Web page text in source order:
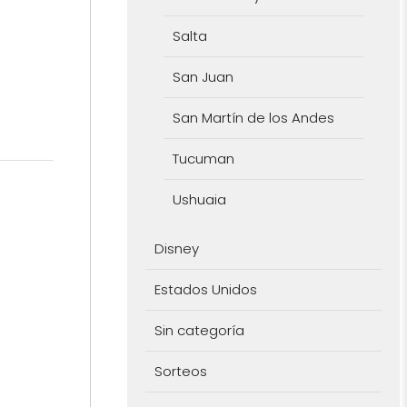
Salta
San Juan
San Martín de los Andes
Tucuman
Ushuaia
Disney
Estados Unidos
Sin categoría
Sorteos